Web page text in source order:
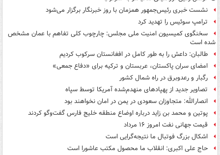
نشست خبری رئیس‌جمهور همزمان با روز خبرنگار برگزار می‌شود
ترامپ سوئیس را تهدید کرد
سخنگوی کمیسیون امنیت ملی مجلس: چارچوب کلی تفاهم با عمان مشخص
شده است
طالبان: داعش را به طور کامل در افغانستان سرکوب کردیم
امضای سران پاکستان، عربستان و ترکیه برای «دفاع جمعی»
رگبار و رعدوبرق در راه شمال کشور
تصاویر جدید از پهپادهای منهدم‌شده آمریکا توسط سپاه
انصارالله: متجاوزان سعودی در یمن در امان نخواهند بود
پوتین و محمد بن زاید درباره اوضاع منطقه خلیج فارس گفت‌وگو کردند
قیمت جهانی نفت امروز ۱۶ مرداد
اشکال بزرگ فوتبال ما نتیجه‌گرایی است
حاج علی اکبری: انقلاب ما محصول مکتب عاشورا است